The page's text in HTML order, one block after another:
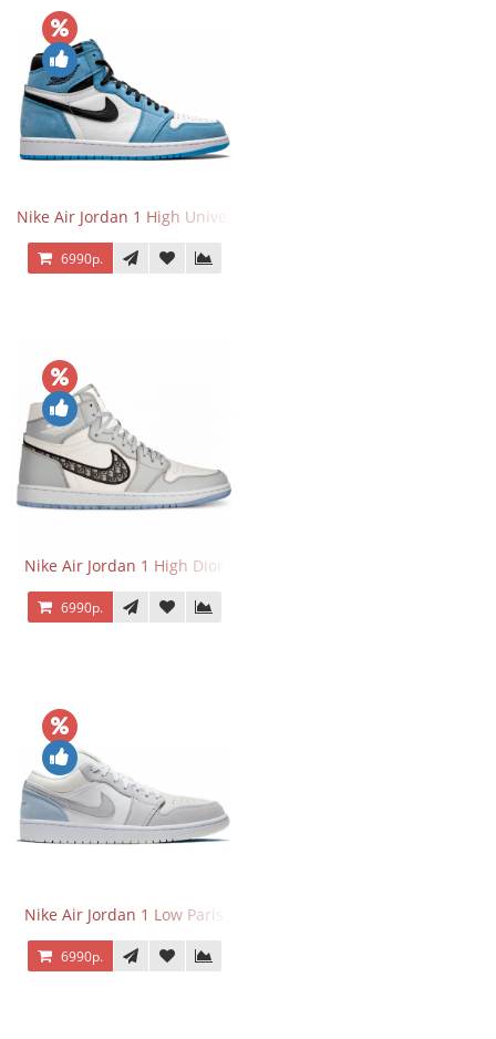
Nike Air Jordan 1 High University Blue
6990р.
Nike Air Jordan 1 High Dior
6990р.
Nike Air Jordan 1 Low Paris
6990р.